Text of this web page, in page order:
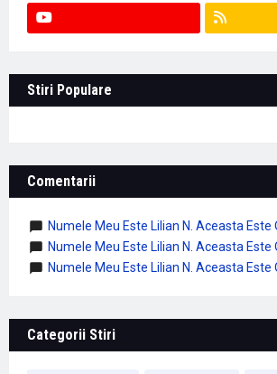
Stiri Populare
Comentarii
Numele Meu Este Lilian N. Aceasta Este
Numele Meu Este Lilian N. Aceasta Este
Numele Meu Este Lilian N. Aceasta Este
Categorii Stiri